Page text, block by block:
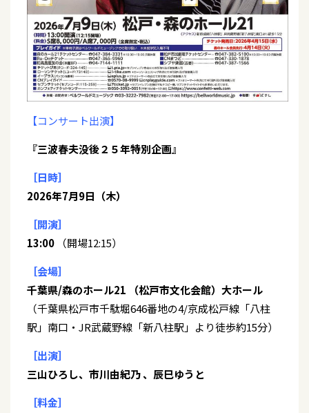
【コンサート出演】
『三波春夫没後２５年特別企画』
［日時］
2026年7月9日（木）
［開演］
13:00 （開場12:15）
［会場］
千葉県/森のホール21 （松戸市文化会館）大ホール
（千葉県松戸市千駄堀646番地の4/京成松戸線「八柱
駅」南口・JR武蔵野線「新八柱駅」より徒歩約15分）
［出演］
三山ひろし、市川由紀乃 、辰巳ゆうと
［料金］